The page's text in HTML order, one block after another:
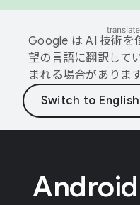
Google は AI 技術を
望の言語に翻訳して
まれる場合があります